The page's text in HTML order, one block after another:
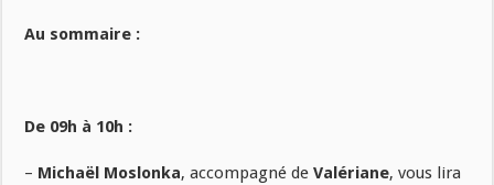
Au sommaire :
De 09h à 10h :
– Michaël Moslonka, accompagné deValériane, vous lira